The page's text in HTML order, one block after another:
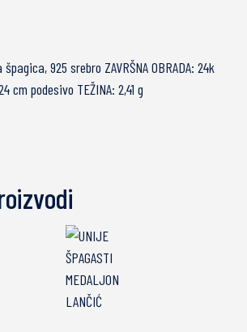
925 srebro ZAVRŠNA OBRADA: 24k
cm podesivo TEŽINA: 2,41 g